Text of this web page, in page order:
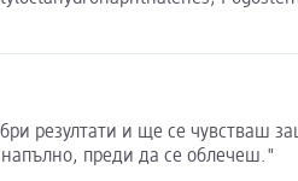
резултати и ще се чувстваш
преди да се облечеш."